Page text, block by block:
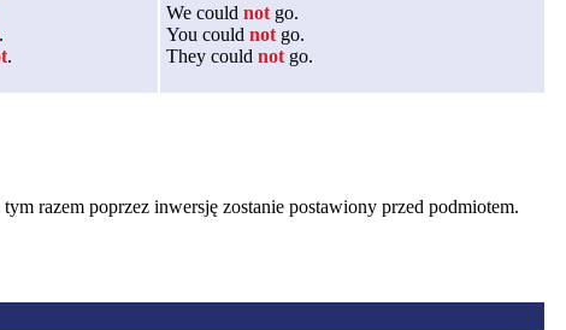
.
.
We could not go.
You could not go.
They could not go.
razem poprzez inwersję zostanie postawiony przed podmiotem.